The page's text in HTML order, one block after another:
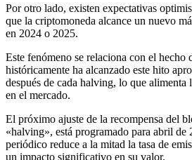
Por otro lado, existen expectativas
que la criptomoneda alcance un nuevo
en 2024 o 2025.
Este fenómeno se relaciona con el hecho
históricamente ha alcanzado este hito
después de cada halving, lo que alimenta
en el mercado.
El próximo ajuste de la recompensa del
«halving», está programado para abril de
periódico reduce a la mitad la tasa de
un impacto significativo en su valor.